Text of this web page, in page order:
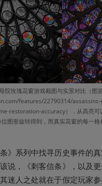
院玫瑰花窗游戏截图与实景对比（图
features/22790314/
restoration-accuracy），从高亮可
位图形旋转得到，而真实花窗的每一格
》系列中找寻历史事件的
说，《刺客信条》，以及
迷人之处就在于假定玩家